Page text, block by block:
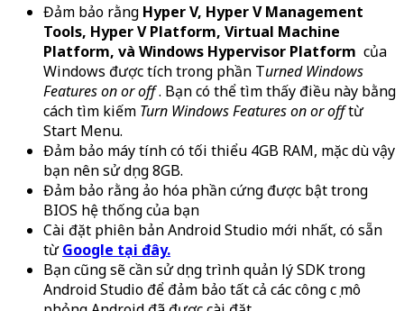
Đảm bảo rằng Hyper V, Hyper V Management
Tools, Hyper V Platform, Virtual Machine
Platform, và Windows Hypervisor Platform của
Windows được tích trong phần Turned Windows
Features on or off. Bạn có thể tìm thấy điều này bằng
cách tìm kiếm Turn Windows Features on or offtừ
Start Menu.
Đảm bảo máy tính có tối thiểu 4GB RAM, mặc dù vậy
bạn nên sử dụng 8GB.
Đảm bảo rằng ảo hóa phần cứng được bật trong
BIOS hệ thống của bạn
Cài đặt phiên bản Android Studio mới nhất, có sẵn
từGoogle tại đây.
Bạn cũng sẽ cần sử dụng trình quản lý SDK trong
Android Studio để đảm bảo tất cả các công cụ mô